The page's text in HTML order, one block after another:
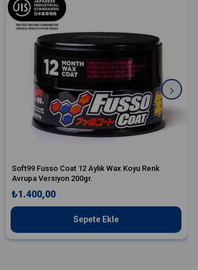
Soft99 Fusso Coat 12 Aylık Wax Koyu Renk
Avrupa Versiyon 200gr.
₺1.400,00
Sepete Ekle